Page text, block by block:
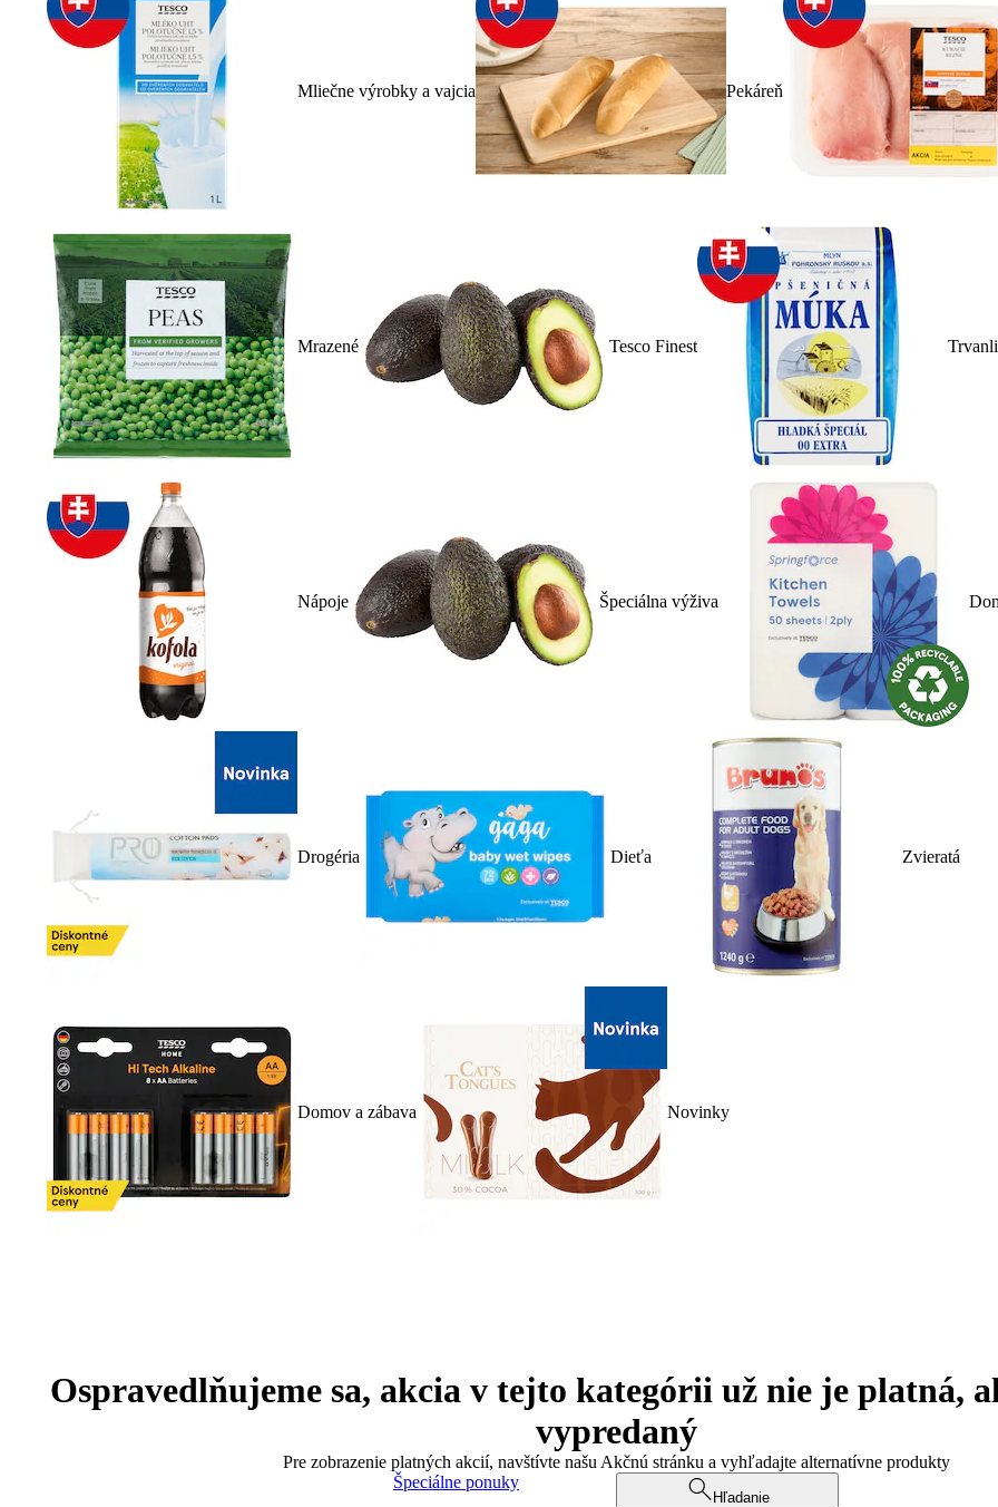
Mliečne výrobky a vajcia Pekáreň
Mrazené Tesco Finest
Nápoje Špeciálna výživa
Drogéria Dieťa Zvieratá
Domov a zábava Novinky
Ospravedlňujeme sa, akcia v tejto kategórii už nie je platná,
vypredaný
Pre zobrazenie platných akcií, navštívte našu Akčnú stránku a vyhľadajte alternatívne produkty
Špeciálne ponuky
Hľadanie